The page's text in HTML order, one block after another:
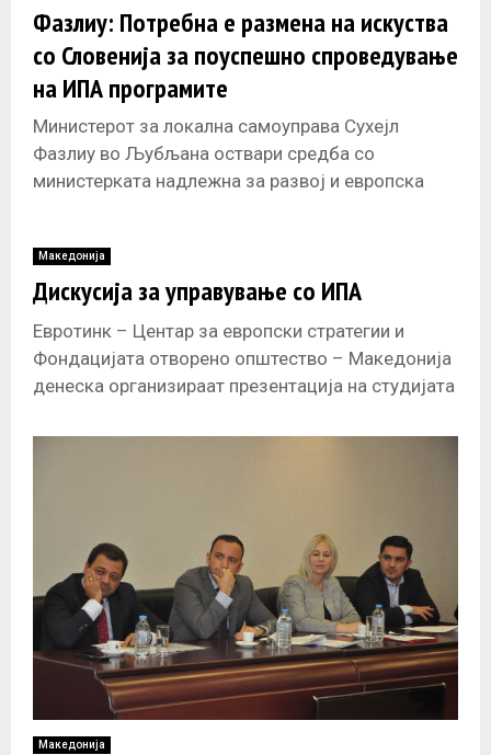
Фазлиу: Потребна е размена на искуства
со Словенија за поуспешно спроведување
на ИПА програмите
Министерот за локална самоуправа Сухејл
Фазлиу во Љубљана оствари средба со
министерката надлежна за развој и европска
Македонија
Дискусија за управување со ИПА
Евротинк – Центар за европски стратегии и
Фондацијата отворено општество – Македонија
денеска организираат презентација на студијата
инструментот за претпристапна
Македонија